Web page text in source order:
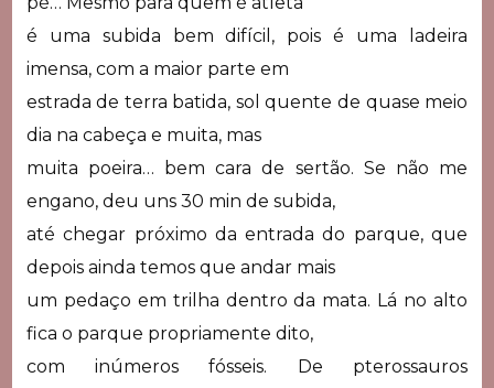
é uma subida bem difícil, pois é uma ladeira
imensa, com a maior parte em
estrada de terra batida, sol quente de quase meio
dia na cabeça e muita, mas
muita poeira… bem cara de sertão. Se não me
engano, deu uns 30 min de subida,
até chegar próximo da entrada do parque, que
depois ainda temos que andar mais
um pedaço em trilha dentro da mata. Lá no alto
fica o parque propriamente dito,
com inúmeros fósseis. De pterossauros